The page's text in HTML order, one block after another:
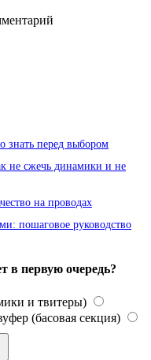
знать перед выбором
не сжечь динамики и не
на проводах
пошаговое руководство
в первую очередь?
и твитеры)
(басовая секция)